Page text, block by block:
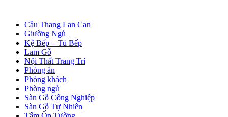
Cầu Thang Lan Can
Giường Ngủ
Kệ Bếp – Tủ Bếp
Lam Gỗ
Nội Thất Trang Trí
Phòng ăn
Phòng khách
Phòng ngủ
Sàn Gỗ Công Nghiệp
Sàn Gỗ Tự Nhiên